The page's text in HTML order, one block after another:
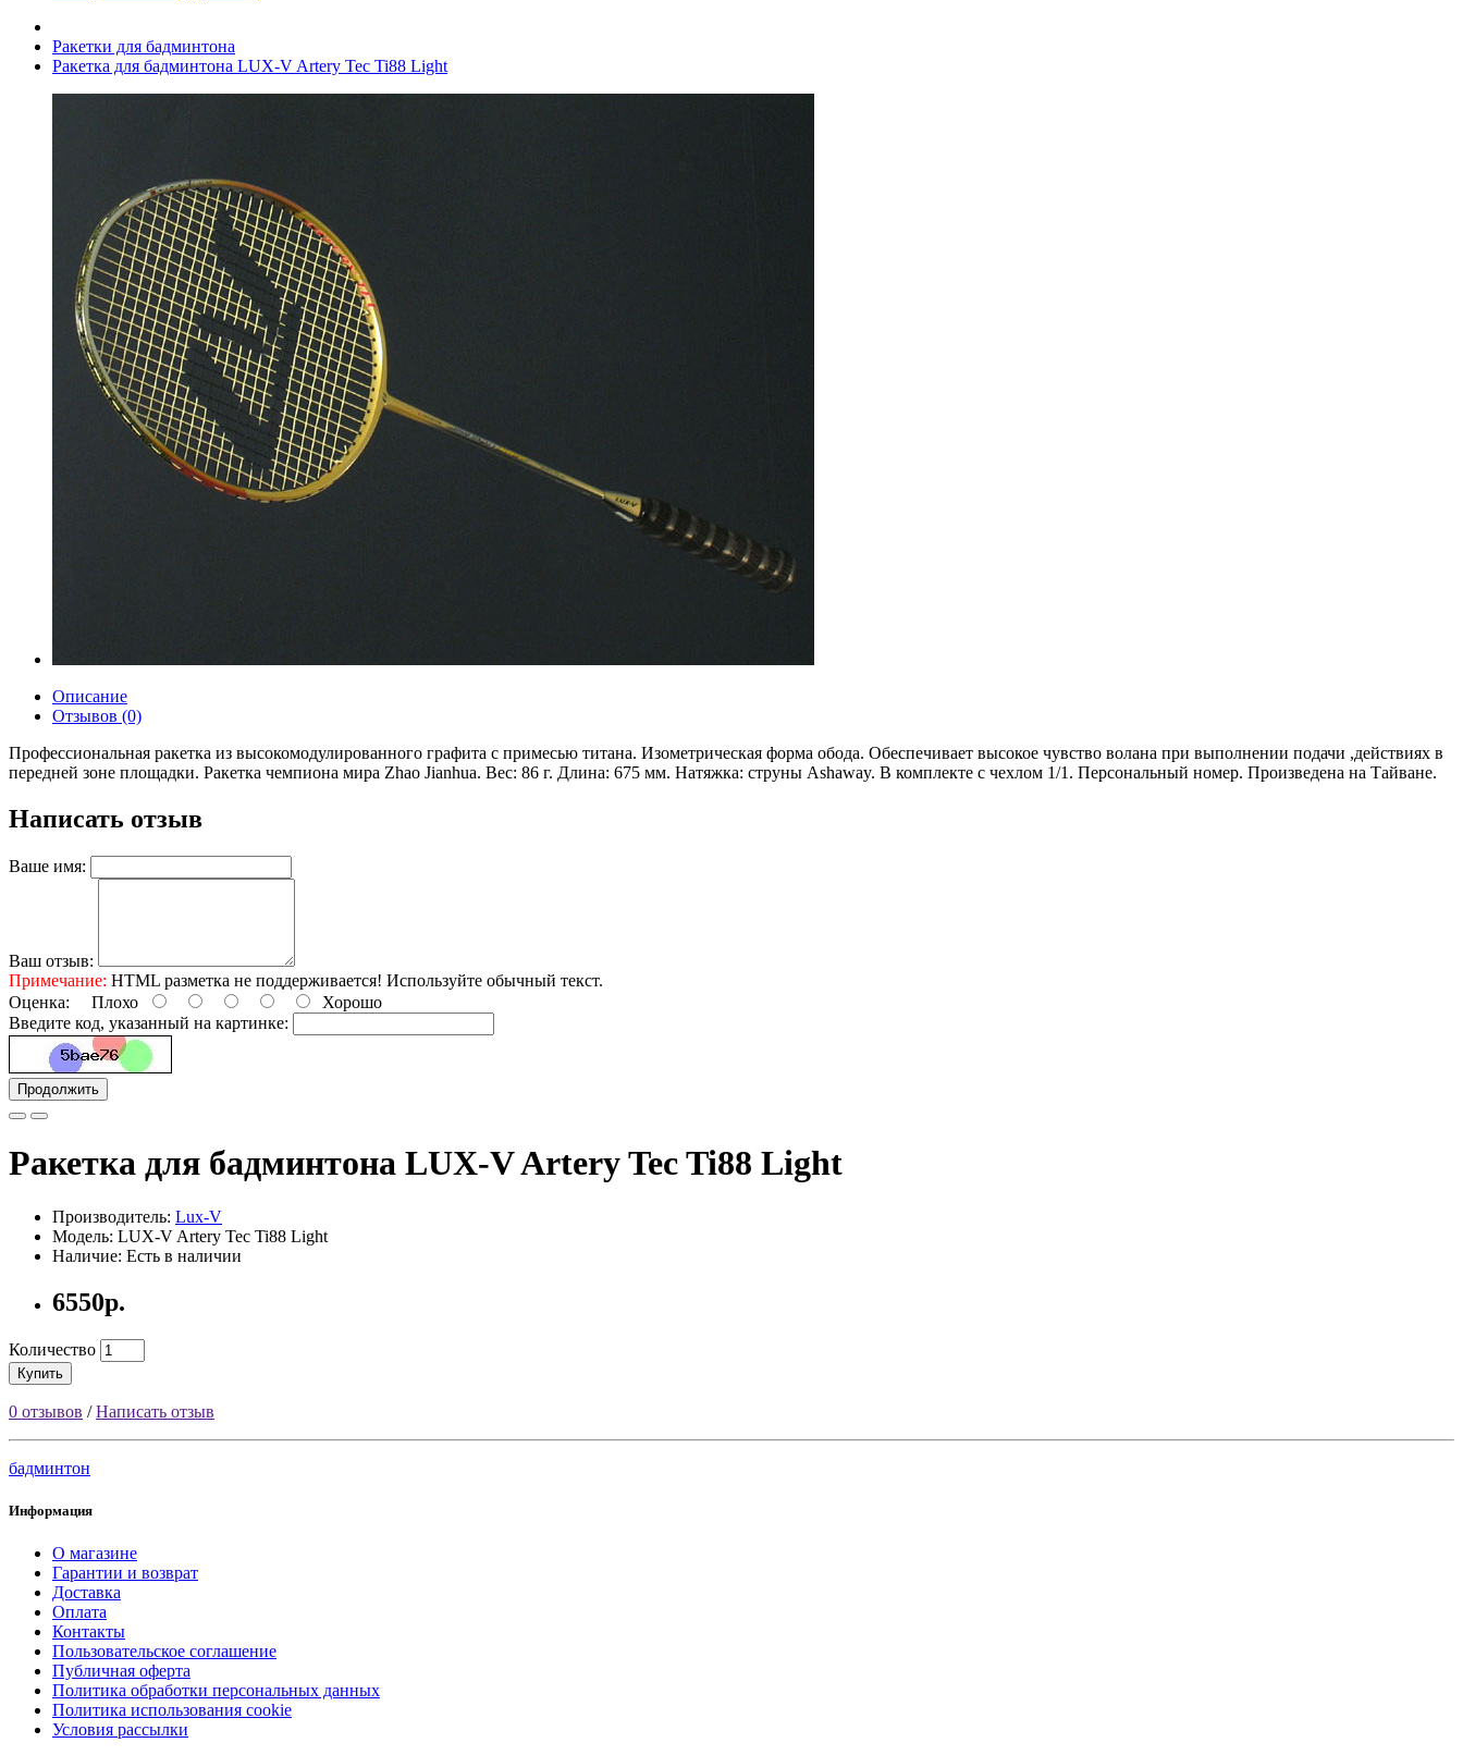
Ракетки для бадминтона
Ракетка для бадминтона LUX-V Artery Tec Ti88 Light
Описание
Отзывов (0)
Профессиональная ракетка из высокомодулированного графита с примесью титана. Изометрическая форма обода. Обеспечивает высокое чувство волана при выполнении подачи ,действиях в
передней зоне площадки. Ракетка чемпиона мира Zhao Jianhua. Вес: 86 г. Длина: 675 мм. Натяжка: струны Ashaway. В комплекте с чехлом 1/1. Персональный номер. Произведена на Тайване.
Написать отзыв
Ваше имя:
Ваш отзыв:
Примечание: HTML разметка не поддерживается! Используйте обычный текст.
Оценка: Плохо
Хорошо
Введите код, указанный на картинке:
Продолжить
Ракетка для бадминтона LUX-V Artery Tec Ti88 Light
Производитель: Lux-V
Модель: LUX-V Artery Tec Ti88 Light
Наличие: Есть в наличии
6550р.
Количество
Купить
0 отзывов /Написать отзыв
бадминтон
Информация
О магазине
Гарантии и возврат
Доставка
Оплата
Контакты
Пользовательское соглашение
Публичная оферта
Политика обработки персональных данных
Политика использования cookie
Условия рассылки